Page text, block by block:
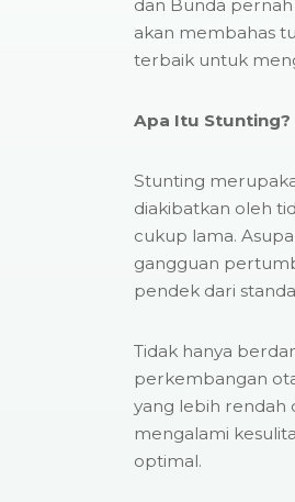
dan Bunda
akan membahas
terbaik untuk
Apa Itu Stunting?
Stunting
diakibatkan oleh
cukup lama.
gangguan
pendek dari
Tidak hanya
perkembangan
yang lebih rendah
mengalami
optimal.